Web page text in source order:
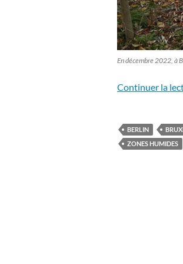
En décembre 2022, à
Continuer la
BERLIN
ZONES HUMIDES